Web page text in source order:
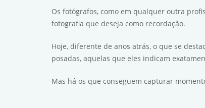
Os fotógrafos, como em qualquer outra
fotografia que deseja como recordação.
Hoje, diferente de anos atrás, o que se
posadas, aquelas que eles indicam
Mas há os que conseguem capturar